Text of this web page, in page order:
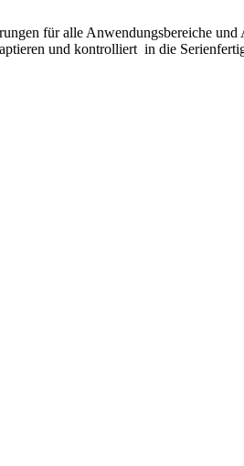
für alle Anwendungsbereiche und
und kontrolliert in die